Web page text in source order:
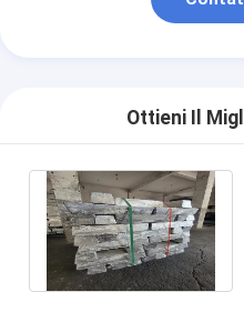
Ottieni Il